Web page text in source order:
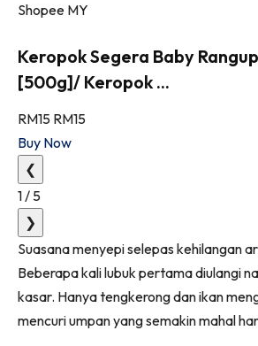
Shopee MY
Keropok Segera Baby
[500g]/ Keropok ...
RM15 RM15
Buy Now
❮
1/ 5
❯
Suasana menyepi selepas kehilangan
Beberapa kali lubuk pertama diulangi
kasar. Hanya tengkerong dan ikan
mencuri umpan yang semakin mahal